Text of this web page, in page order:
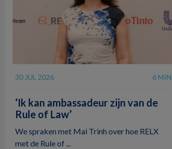
30 JUL 2026 6 MIN
‘Ik kan ambassadeur zijn van de
Rule of Law’
We spraken met Mai Trinh over hoe RELX
met de Rule of ...